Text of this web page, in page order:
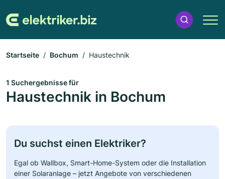
Startseite Bochum Haustechnik
1 Suchergebnisse für
Haustechnik in Bochum
Du suchst einen Elektriker?
Egal ob Wallbox, Smart-Home-System oder die Installation
einer Solaranlage – jetzt Angebote von verschiedenen